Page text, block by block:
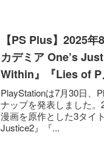
【PS Plus】2025
カデミア One’s
Within』『Lies of P
PlayStationは7月30日、
ナップを発表しました。
漫画を原作とした3タイ
Justice2』『...